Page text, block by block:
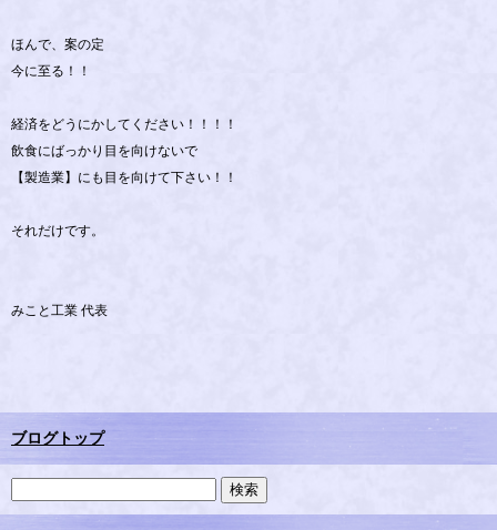
ほんで、案の定
今に至る！！
経済をどうにかしてください！！！！
飲食にばっかり目を向けないで
【製造業】にも目を向けて下さい！！
それだけです。
みこと工業 代表
ブログトップ